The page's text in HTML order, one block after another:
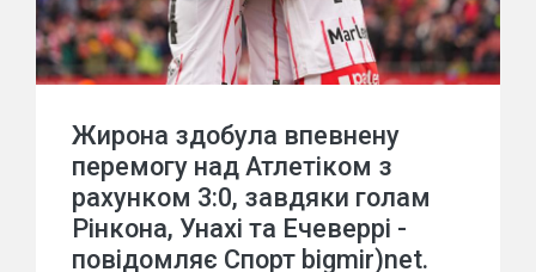
Жирона здобула впевнену
перемогу над Атлетіком з
рахунком 3:0, завдяки голам
Рінкона, Унахі та Ечеверрі -
повідомляє Спорт bigmir)net.